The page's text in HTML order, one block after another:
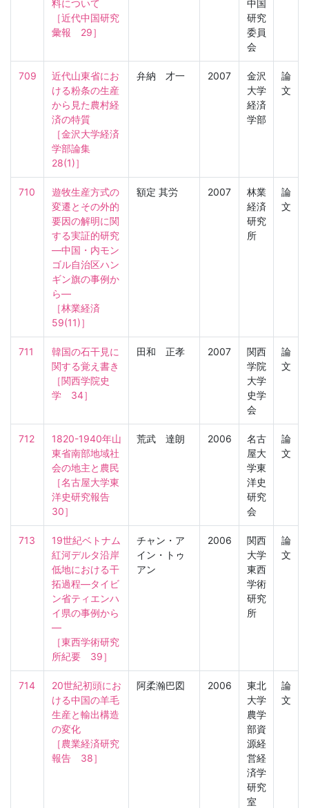
料について
［近代中国研究
彙報　29］
中国
研究
委員
会
709
近代山東省にお
ける粉条の生産
から見た農村経
済の特質
［金沢大学経済
学部論集
28(1)］
弁納 才一 2007
金沢
大学
経済
学部
論
文
710
遊牧生産方式の
変遷とその外的
要因の解明に関
する実証的研究
―中国・内モン
ゴル自治区ハン
ギン旗の事例か
ら―
［林業経済
59(11)］
額定 其労 2007
林業
経済
研究
所
論
文
711
韓国の石干見に
関する覚え書き
［関西学院史
学　34］
田和 正孝 2007
関西
学院
大学
史学
会
論
文
712
1820-1940年山
東省南部地域社
会の地主と農民
［名古屋大学東
洋史研究報告
30］
荒武 達朗 2006
名古
屋大
学東
洋史
研究
会
論
文
713
19世紀ベトナム
紅河デルタ沿岸
低地における干
拓過程―タイビ
ン省ティエンハ
イ県の事例から
―
［東西学術研究
所紀要　39］
チャン・ア
イン・トゥ
アン
2006
関西
大学
東西
学術
研究
所
論
文
714
20世紀初頭にお
ける中国の羊毛
生産と輸出構造
の変化
［農業経済研究
報告　38］
阿柔瀚巴図 2006
東北
大学
農学
部資
源経
営経
済学
研究
室
論
文